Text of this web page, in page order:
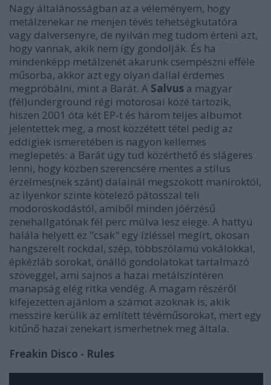
Nagy általánosságban az a véleményem, hogy
metálzenekar ne menjen tévés tehetségkutatóra
vagy dalversenyre, de nyilván meg tudom érteni azt,
hogy vannak, akik nem így gondolják. És ha
mindenképp metálzenét akarunk csempészni efféle
műsorba, akkor azt egy olyan dallal érdemes
megpróbálni, mint a Barát. A Salvus a magyar
(fél)underground régi motorosai közé tartozik,
hiszen 2001 óta két EP-t és három teljes albumot
jelentettek meg, a most közzétett tétel pedig az
eddigiek ismeretében is nagyon kellemes
meglepetés: a Barát úgy tud közérthető és slágeres
lenni, hogy közben szerencsére mentes a stílus
érzelmes(nek szánt) dalainál megszokott maníroktól,
az ilyenkor szinte kötelező pátosszal teli
modoroskodástól, amiből minden jóérzésű
zenehallgatónak fél perc múlva lesz elege. A hattyú
halála helyett ez "csak" egy ízléssel megírt, okosan
hangszerelt rockdal, szép, többszólamú vokálokkal,
épkézláb sorokat, önálló gondolatokat tartalmazó
szöveggel, ami sajnos a hazai metálszíntéren
manapság elég ritka vendég. A magam részéről
kifejezetten ajánlom a számot azoknak is, akik
messzire kerülik az említett tévéműsorokat, mert egy
kitűnő hazai zenekart ismerhetnek meg általa.
Freakin Disco - Rules